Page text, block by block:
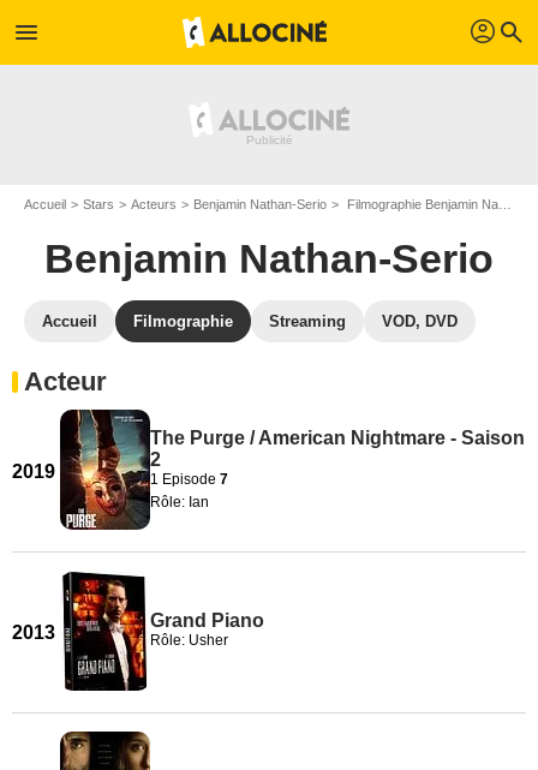
menu profil search
Accueil Stars Acteurs Benjamin Nathan-Serio Filmographie Benjamin Nathan-Serio
Benjamin Nathan-Serio
Accueil Filmographie Streaming VOD, DVD
Acteur
2019
The Purge / American Nightmare - Saison
2
1 Episode 7
Rôle: Ian
2013
Grand Piano
Rôle: Usher